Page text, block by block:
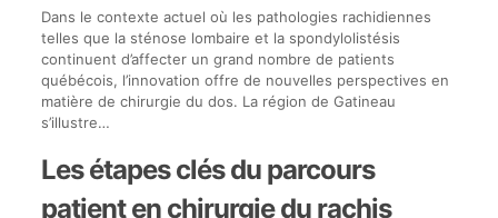
Dans le contexte actuel où les pathologies rachidiennes
telles que la sténose lombaire et la spondylolistésis
continuent d’affecter un grand nombre de patients
québécois, l’innovation offre de nouvelles perspectives en
matière de chirurgie du dos. La région de Gatineau
s’illustre…
Les étapes clés du parcours
patient en chirurgie du rachis